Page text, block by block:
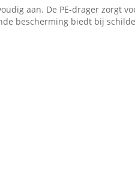
aan. De PE-drager zorgt
bescherming biedt bij